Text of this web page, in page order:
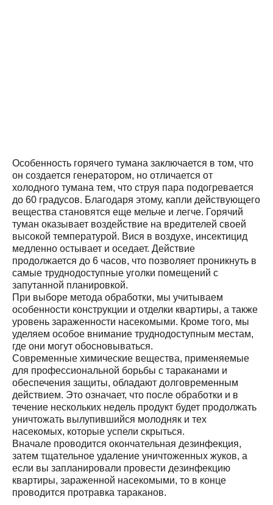
Особенность горячего тумана заключается в том, что
он создается генератором, но отличается от
холодного тумана тем, что струя пара подогревается
до 60 градусов. Благодаря этому, капли действующего
вещества становятся еще мельче и легче. Горячий
туман оказывает воздействие на вредителей своей
высокой температурой. Вися в воздухе, инсектицид
медленно остывает и оседает. Действие
продолжается до 6 часов, что позволяет проникнуть в
самые труднодоступные уголки помещений с
запутанной планировкой.
При выборе метода обработки, мы учитываем
особенности конструкции и отделки квартиры, а также
уровень зараженности насекомыми. Кроме того, мы
уделяем особое внимание труднодоступным местам,
где они могут обосновываться.
Современные химические вещества, применяемые
для профессиональной борьбы с тараканами и
обеспечения защиты, обладают долговременным
действием. Это означает, что после обработки и в
течение нескольких недель продукт будет продолжать
уничтожать вылупившийся молодняк и тех
насекомых, которые успели скрыться.
Вначале проводится окончательная дезинфекция,
затем тщательное удаление уничтоженных жуков, а
если вы запланировали провести дезинфекцию
квартиры, зараженной насекомыми, то в конце
проводится протравка тараканов.